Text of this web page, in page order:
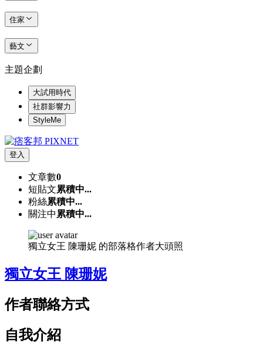
住家
藝文
主題企劃
大試用時代
社群影響力
StyleMe
登入
文章數0
短貼文累積中...
粉絲累積中...
關注中 累積中...
獨立女王 陳珊妮 的部落格作者大頭照
獨立女王 陳珊妮
作者聯絡方式
自我介紹